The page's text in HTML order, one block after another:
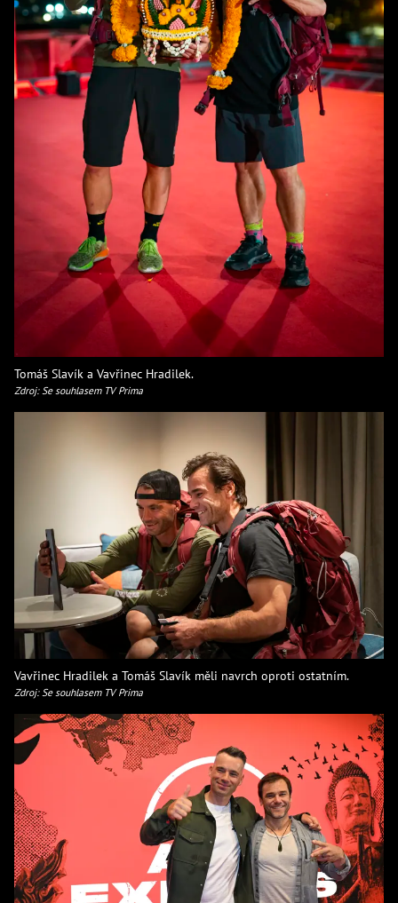
Tomáš Slavík a Vavřinec Hradilek.
Zdroj: Se souhlasem TV Prima
Vavřinec Hradilek a Tomáš Slavík měli navrch oproti ostatním.
Zdroj: Se souhlasem TV Prima